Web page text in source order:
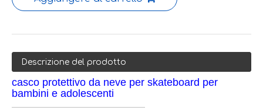
Descrizione del prodotto
casco protettivo da neve per skateboard per
bambini e adolescenti